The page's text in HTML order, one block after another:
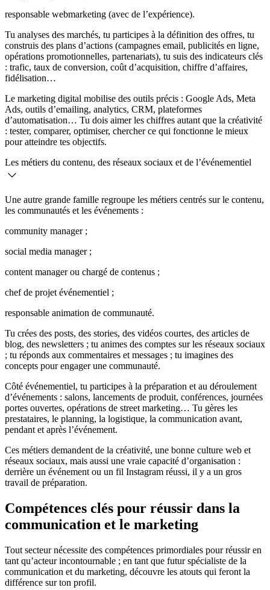
responsable webmarketing (avec de l’expérience).
Tu analyses des marchés, tu participes à la définition des offres, tu
construis des plans d’actions (campagnes email, publicités en ligne,
opérations promotionnelles, partenariats), tu suis des indicateurs clés
: trafic, taux de conversion, coût d’acquisition, chiffre d’affaires,
fidélisation…
Le marketing digital mobilise des outils précis : Google Ads, Meta
Ads, outils d’emailing, analytics, CRM, plateformes
d’automatisation… Tu dois aimer les chiffres autant que la créativité
: tester, comparer, optimiser, chercher ce qui fonctionne le mieux
pour atteindre tes objectifs.
Les métiers du contenu, des réseaux sociaux et de l’événementiel
Une autre grande famille regroupe les métiers centrés sur le contenu,
les communautés et les événements :
community manager ;
social media manager ;
content manager ou chargé de contenus ;
chef de projet événementiel ;
responsable animation de communauté.
Tu crées des posts, des stories, des vidéos courtes, des articles de
blog, des newsletters ; tu animes des comptes sur les réseaux sociaux
; tu réponds aux commentaires et messages ; tu imagines des
concepts pour engager une communauté.
Côté événementiel, tu participes à la préparation et au déroulement
d’événements : salons, lancements de produit, conférences, journées
portes ouvertes, opérations de street marketing… Tu gères les
prestataires, le planning, la logistique, la communication avant,
pendant et après l’événement.
Ces métiers demandent de la créativité, une bonne culture web et
réseaux sociaux, mais aussi une vraie capacité d’organisation :
derrière un événement ou un fil Instagram réussi, il y a un gros
travail de préparation.
Compétences clés pour réussir dans la
communication et le marketing
Tout secteur nécessite des compétences primordiales pour réussir en
tant qu’acteur incontournable ; en tant que futur spécialiste de la
communication et du marketing, découvre les atouts qui feront la
différence sur ton profil.